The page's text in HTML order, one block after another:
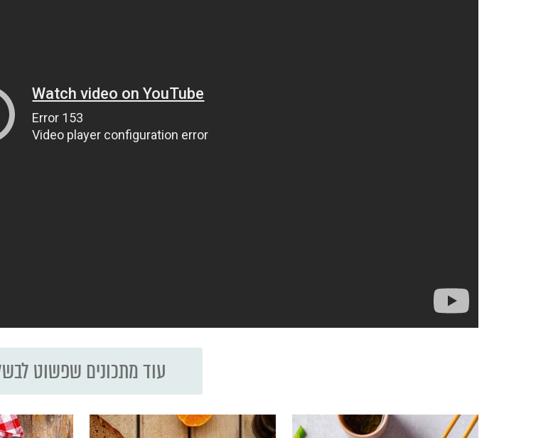
עוד מתכונים שפשוט